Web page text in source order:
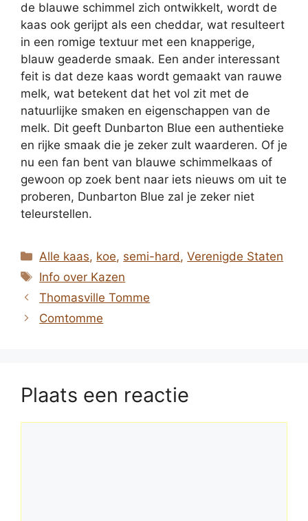
de blauwe schimmel zich ontwikkelt, wordt de
kaas ook gerijpt als een cheddar, wat resulteert
in een romige textuur met een knapperige,
blauw geaderde smaak. Een ander interessant
feit is dat deze kaas wordt gemaakt van rauwe
melk, wat betekent dat het vol zit met de
natuurlijke smaken en eigenschappen van de
melk. Dit geeft Dunbarton Blue een authentieke
en rijke smaak die je zeker zult waarderen. Of je
nu een fan bent van blauwe schimmelkaas of
gewoon op zoek bent naar iets nieuws om uit te
proberen, Dunbarton Blue zal je zeker niet
teleurstellen.
Categorieën
Alle kaas, koe, semi-hard,Verenigde Staten
Tags
Info over Kazen
Thomasville Tomme
Comtomme
Plaats een reactie